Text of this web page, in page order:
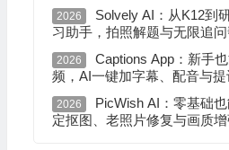
2026
Solvely AI：从K12到
习助手，拍照解题与无限追
2026
Captions App：新手
频，AI一键加字幕、配音与提
2026
PicWish AI：零基础
定抠图、老照片修复与画质增